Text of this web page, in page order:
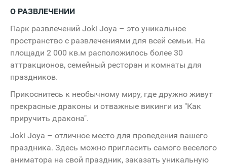
Snowimage
COLIN'S
Батут
О РАЗВЛЕЧЕНИИ
Парк развлечений Joki Joya – это уникальное
пространство с развлечениями для всей семьи. На
площади 2 000 кв.м расположилось более 30
аттракционов, семейный ресторан и комнаты для
праздников.
Прикоснитесь к необычному миру, где дружно живут
прекрасные драконы и отважные викинги из "Как
приручить дракона".
Joki Joya – отличное место для проведения вашего
праздника. Здесь можно пригласить самого веселого
аниматора на свой праздник, заказать уникальную